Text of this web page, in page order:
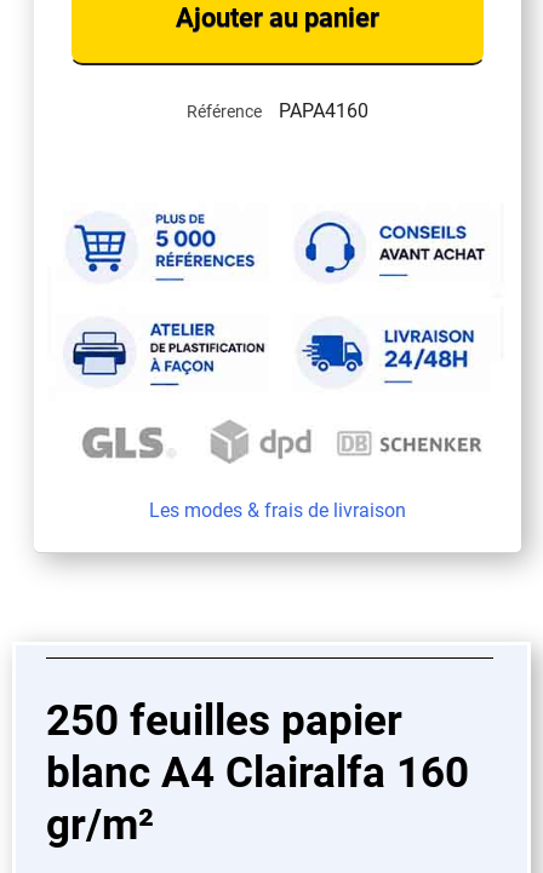
Ajouter au panier
Référence PAPA4160
Les modes & frais de livraison
250 feuilles papier
blanc A4 Clairalfa 160
gr/m²